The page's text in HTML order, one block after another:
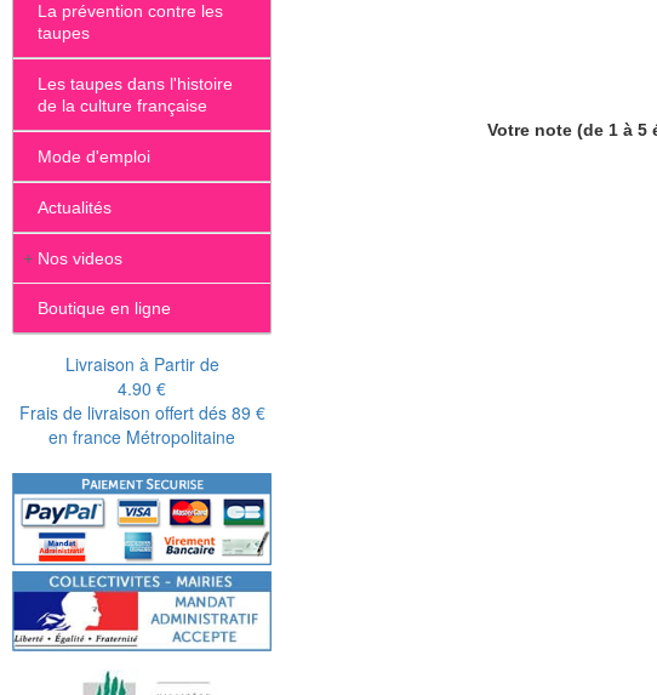
La prévention contre les
taupes
Les taupes dans l'histoire
de la culture française
Mode d'emploi
Actualités
+ Nos videos
Boutique en ligne
Livraison à Partir de
4.90 €
Frais de livraison offert dés 89 €
en france Métropolitaine
Votre note (de 1 à 5